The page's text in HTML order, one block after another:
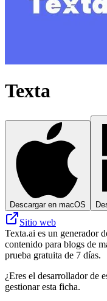
Texta
Descargar en macOS
Sitio web
Texta.ai es un generador
contenido para blogs de
prueba gratuita de 7 días.
¿Eres el desarrollador de
gestionar esta ficha.